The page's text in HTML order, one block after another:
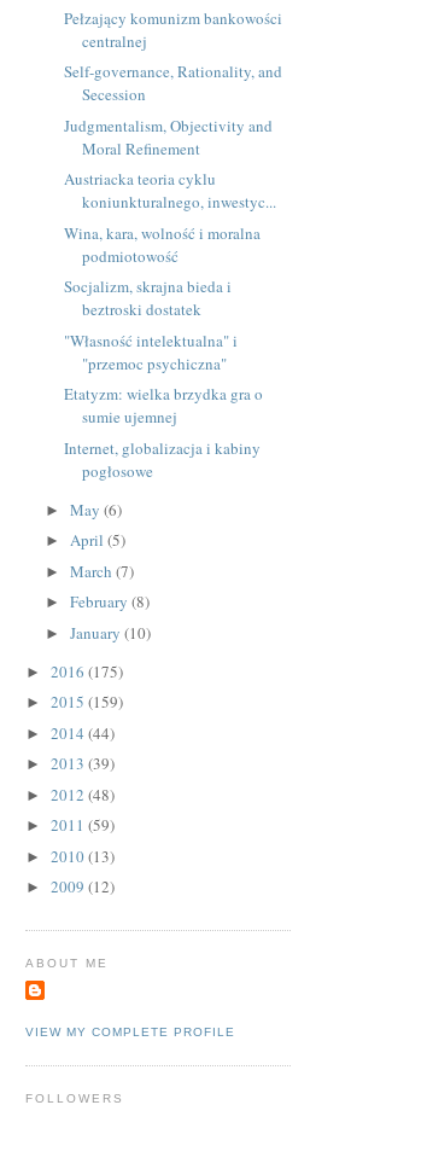
Pełzający komunizm bankowości
centralnej
Self-governance, Rationality, and
Secession
Judgmentalism, Objectivity and
Moral Refinement
Austriacka teoria cyklu
koniunkturalnego, inwestyc...
Wina, kara, wolność i moralna
podmiotowość
Socjalizm, skrajna bieda i
beztroski dostatek
"Własność intelektualna" i
"przemoc psychiczna"
Etatyzm: wielka brzydka gra o
sumie ujemnej
Internet, globalizacja i kabiny
pogłosowe
► May (6)
► April (5)
► March (7)
► February (8)
► January (10)
► 2016 (175)
► 2015 (159)
► 2014 (44)
► 2013 (39)
► 2012 (48)
► 2011 (59)
► 2010(13)
► 2009 (12)
ABOUT ME
VIEW MY COMPLETE PROFILE
FOLLOWERS